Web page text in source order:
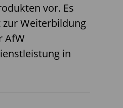
vor. Es
Weiterbildung
AfW
in